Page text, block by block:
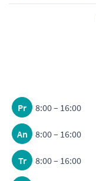
Pr 8:00 – 16:00
An 8:00 – 16:00
Tr 8:00 – 16:00